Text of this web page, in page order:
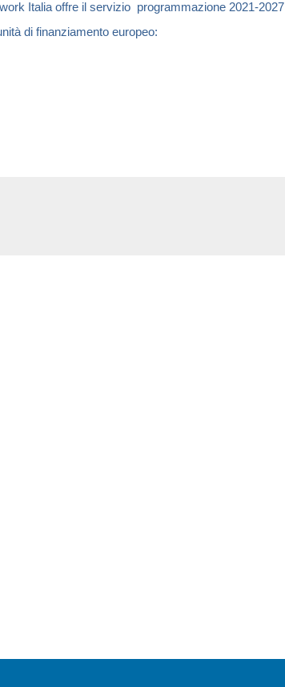
Italia offre il servizio programmazione 2021-2027
di finanziamento europeo: